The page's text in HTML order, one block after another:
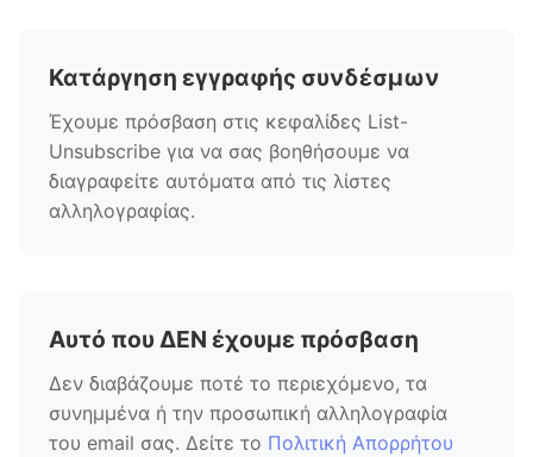
Κατάργηση εγγραφής συνδέσμων
Έχουμε πρόσβαση στις κεφαλίδες List-
Unsubscribe για να σας βοηθήσουμε να
διαγραφείτε αυτόματα από τις λίστες
αλληλογραφίας.
Αυτό που ΔΕΝ έχουμε πρόσβαση
Δεν διαβάζουμε ποτέ το περιεχόμενο, τα
συνημμένα ή την προσωπική αλληλογραφία
του email σας. Δείτε το Πολιτική Απορρήτου